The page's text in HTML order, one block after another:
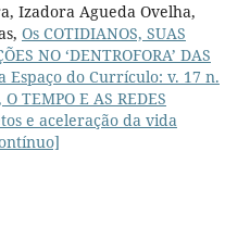
Izadora Agueda Ovelha,
Os COTIDIANOS, SUAS
NO ‘DENTROFORA’ DAS
Espaço do Currículo: v. 17 n.
TEMPO E AS REDES
e aceleração da vida